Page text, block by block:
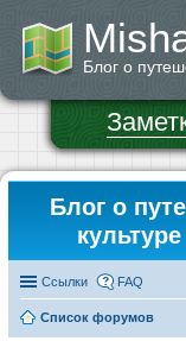
Блог о
Блог о
Ссылки FAQ
Список форумов